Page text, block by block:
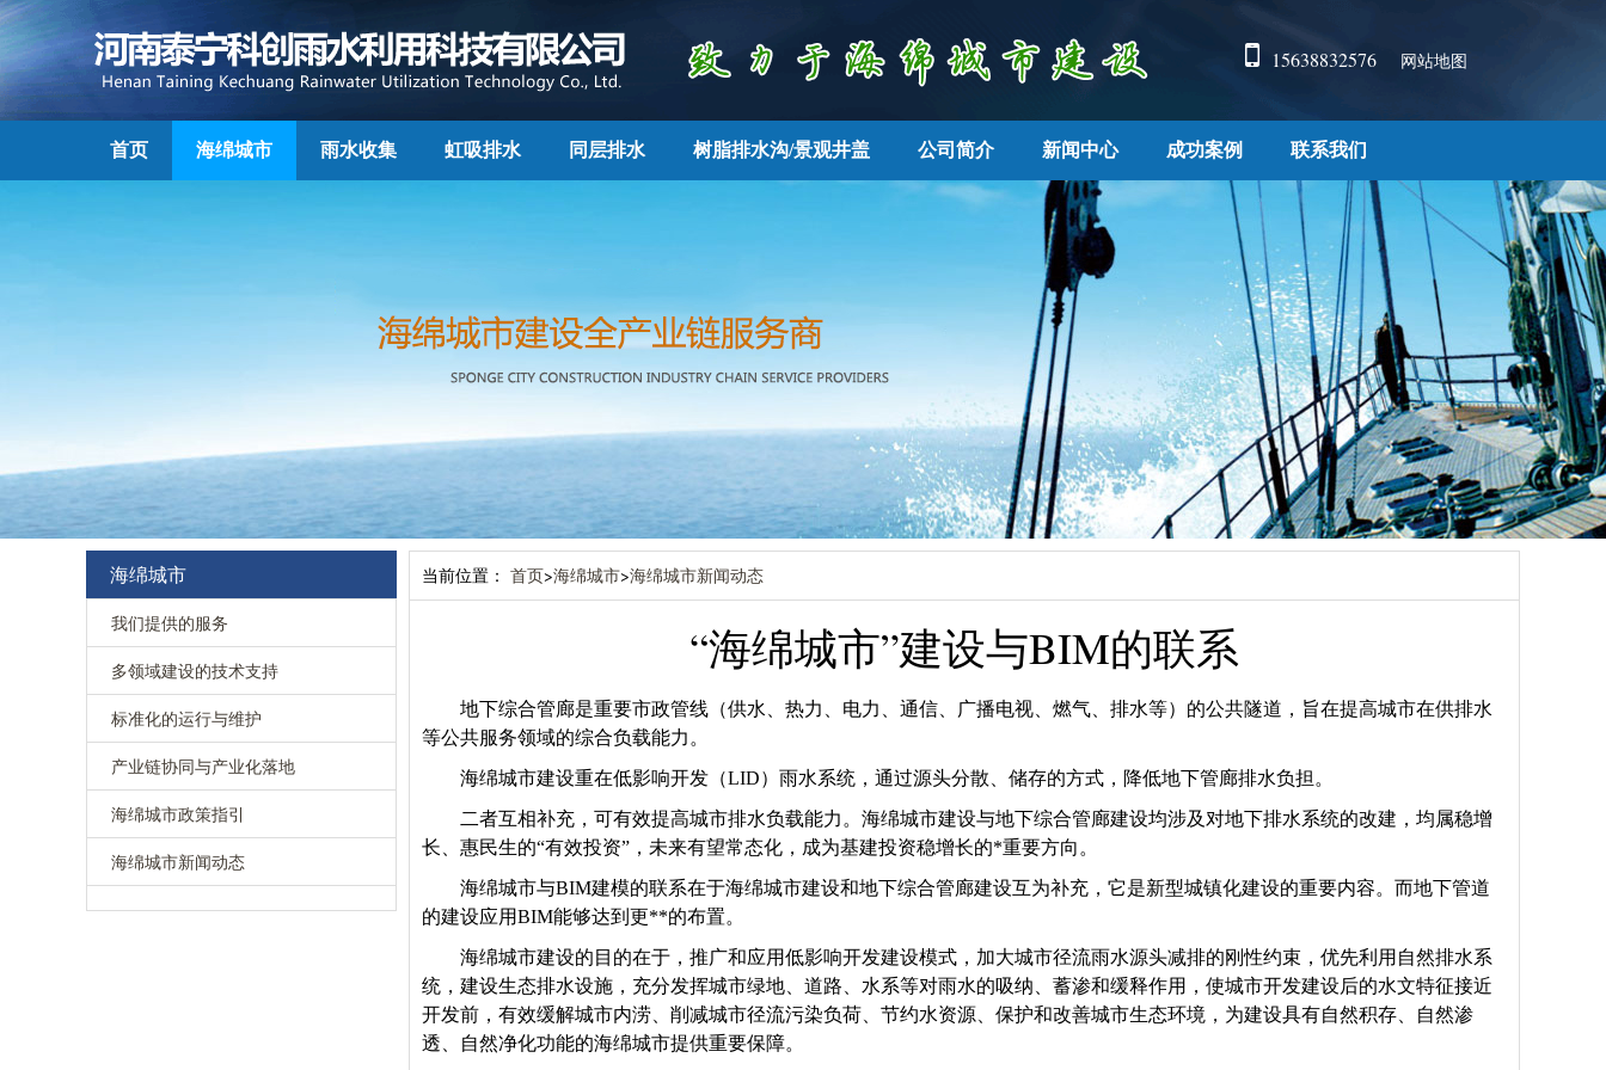
15638832576 网站地图
首页 海绵城市 雨水收集 虹吸排水 同层排水 树脂排水沟/景观井盖 公司简介 新闻中心 成功案例 联系我们
海绵城市
我们提供的服务
多领域建设的技术支持
标准化的运行与维护
产业链协同与产业化落地
海绵城市政策指引
海绵城市新闻动态
当前位置： 首页>海绵城市>海绵城市新闻动态
“海绵城市”建设与BIM的联系
地下综合管廊是重要市政管线（供水、热力、电力、通信、广播电视、燃气、排水等）的公共隧道，旨在提高城市在供排水
等公共服务领域的综合负载能力。
海绵城市建设重在低影响开发（LID）雨水系统，通过源头分散、储存的方式，降低地下管廊排水负担。
二者互相补充，可有效提高城市排水负载能力。海绵城市建设与地下综合管廊建设均涉及对地下排水系统的改建，均属稳增
长、惠民生的“有效投资”，未来有望常态化，成为基建投资稳增长的*重要方向。
海绵城市与BIM建模的联系在于海绵城市建设和地下综合管廊建设互为补充，它是新型城镇化建设的重要内容。而地下管道
的建设应用BIM能够达到更**的布置。
海绵城市建设的目的在于，推广和应用低影响开发建设模式，加大城市径流雨水源头减排的刚性约束，优先利用自然排水系
统，建设生态排水设施，充分发挥城市绿地、道路、水系等对雨水的吸纳、蓄渗和缓释作用，使城市开发建设后的水文特征接近
开发前，有效缓解城市内涝、削减城市径流污染负荷、节约水资源、保护和改善城市生态环境，为建设具有自然积存、自然渗
透、自然净化功能的海绵城市提供重要保障。